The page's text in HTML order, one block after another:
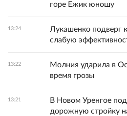
горе Ежик юношу
13:24
Лукашенко подверг
слабую
13:22
Молния ударила в
время грозы
13:21
В Новом Уренгое
дорожную стройку